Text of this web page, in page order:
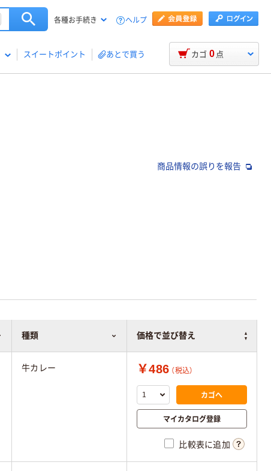
各種お手続き ヘルプ
スイートポイント あとで買う カゴ 0 点
商品情報の誤りを報告
種類 価格で並び替え
牛カレー ￥486 （税込）
カゴへ
マイカタログ登録
比較表に追加